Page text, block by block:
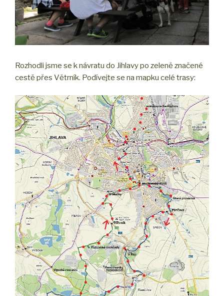
Rozhodli jsme se k návratu do Jihlavy po zeleně značené
cestě přes Větrník. Podívejte se na mapku celé trasy: